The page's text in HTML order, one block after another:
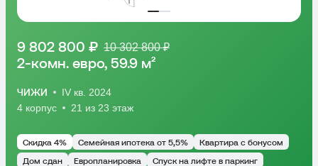
9 802 800 ₽ 10 302 800 ₽
2-комн. евро, 59.9 м²
ЧИЖИ
IV кв. 2024
4 корпус
21 из 23 этаж
Скидка 4% Семейная ипотека от 5,5%
Квартира с бонусом
Дом сдан
Европланировка
Спуск на лифте в паркинг